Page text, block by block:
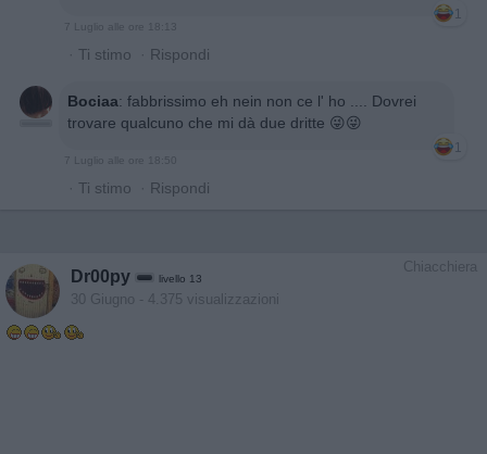
1
7 Luglio alle ore 18:13
· Ti stimo · Rispondi
Bociaa: fabbrissimo eh nein non ce l' ho .... Dovrei
trovare qualcuno che mi dà due dritte 😜😜
1
7 Luglio alle ore 18:50
· Ti stimo · Rispondi
Chiacchiera
Dr00py livello 13
30 Giugno - 4.375 visualizzazioni